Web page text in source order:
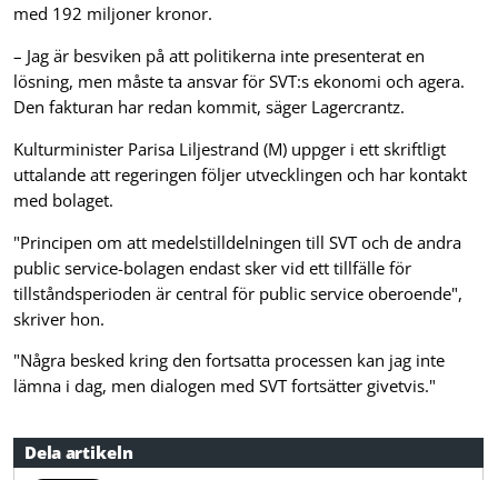
Dela artikeln
med 192 miljoner kronor.
– Jag är besviken på att politikerna inte presenterat en
lösning, men måste ta ansvar för SVT:s ekonomi och agera.
Den fakturan har redan kommit, säger Lagercrantz.
Kulturminister Parisa Liljestrand (M) uppger i ett skriftligt
uttalande att regeringen följer utvecklingen och har kontakt
med bolaget.
"Principen om att medelstilldelningen till SVT och de andra
public service-bolagen endast sker vid ett tillfälle för
tillståndsperioden är central för public service oberoende",
skriver hon.
"Några besked kring den fortsatta processen kan jag inte
lämna i dag, men dialogen med SVT fortsätter givetvis."